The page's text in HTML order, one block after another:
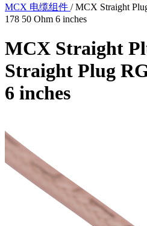
MCX 电缆组件 / MCX Straight
178 50 Ohm 6 inches
MCX Straight
Straight Plug
6 inches